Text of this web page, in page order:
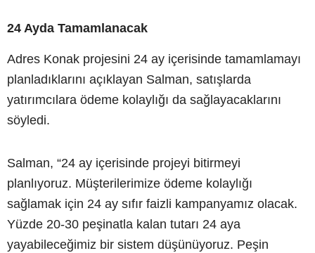
24 Ayda Tamamlanacak
Adres Konak projesini 24 ay içerisinde tamamlamayı
planladıklarını açıklayan Salman, satışlarda
yatırımcılara ödeme kolaylığı da sağlayacaklarını
söyledi.
Salman, “24 ay içerisinde projeyi bitirmeyi
planlıyoruz. Müşterilerimize ödeme kolaylığı
sağlamak için 24 ay sıfır faizli kampanyamız olacak.
Yüzde 20-30 peşinatla kalan tutarı 24 aya
yayabileceğimiz bir sistem düşünüyoruz. Peşin